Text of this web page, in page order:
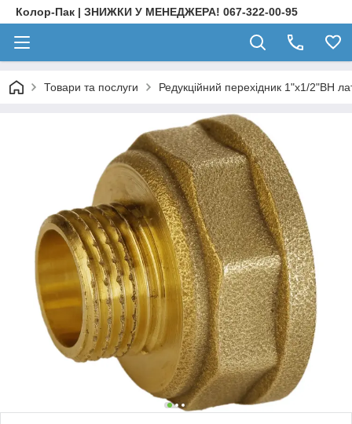
Колор-Пак | ЗНИЖКИ У МЕНЕДЖЕРА! 067-322-00-95
Товари та послуги Редукційний перехідник 1"х1/2"ВН